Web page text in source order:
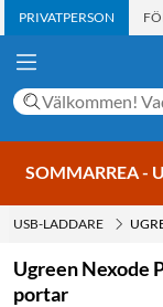
PRIVATPERSON
SOMMARREA -
USB-LADDARE
Ugreen Nexode
portar